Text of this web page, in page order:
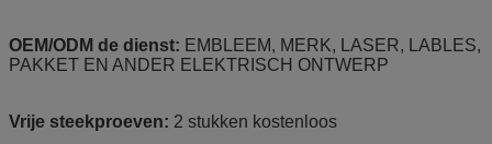
OEM/ODM de dienst: EMBLEEM, MERK, LASER, LABLES,
PAKKET EN ANDER ELEKTRISCH ONTWERP
Vrije steekproeven: 2 stukken kostenloos